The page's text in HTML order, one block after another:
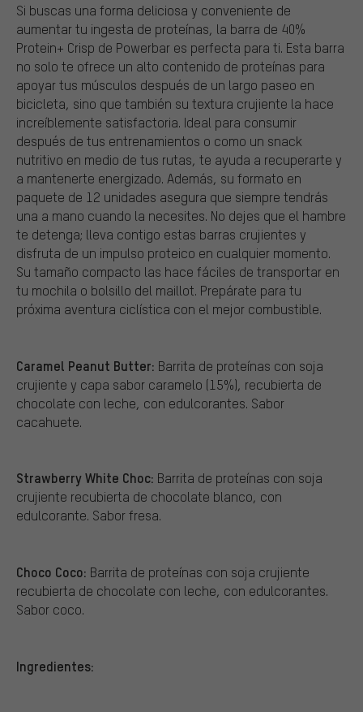
Si buscas una forma deliciosa y conveniente de
aumentar tu ingesta de proteínas, la barra de 40%
Protein+ Crisp de Powerbar es perfecta para ti. Esta barra
no solo te ofrece un alto contenido de proteínas para
apoyar tus músculos después de un largo paseo en
bicicleta, sino que también su textura crujiente la hace
increíblemente satisfactoria. Ideal para consumir
después de tus entrenamientos o como un snack
nutritivo en medio de tus rutas, te ayuda a recuperarte y
a mantenerte energizado. Además, su formato en
paquete de 12 unidades asegura que siempre tendrás
una a mano cuando la necesites. No dejes que el hambre
te detenga; lleva contigo estas barras crujientes y
disfruta de un impulso proteico en cualquier momento.
Su tamaño compacto las hace fáciles de transportar en
tu mochila o bolsillo del maillot. Prepárate para tu
próxima aventura ciclística con el mejor combustible.
Caramel Peanut Butter: Barrita de proteínas con soja
crujiente y capa sabor caramelo (15%), recubierta de
chocolate con leche, con edulcorantes. Sabor
cacahuete.
Strawberry White Choc: Barrita de proteínas con soja
crujiente recubierta de chocolate blanco, con
edulcorante. Sabor fresa.
Choco Coco: Barrita de proteínas con soja crujiente
recubierta de chocolate con leche, con edulcorantes.
Sabor coco.
Ingredientes: